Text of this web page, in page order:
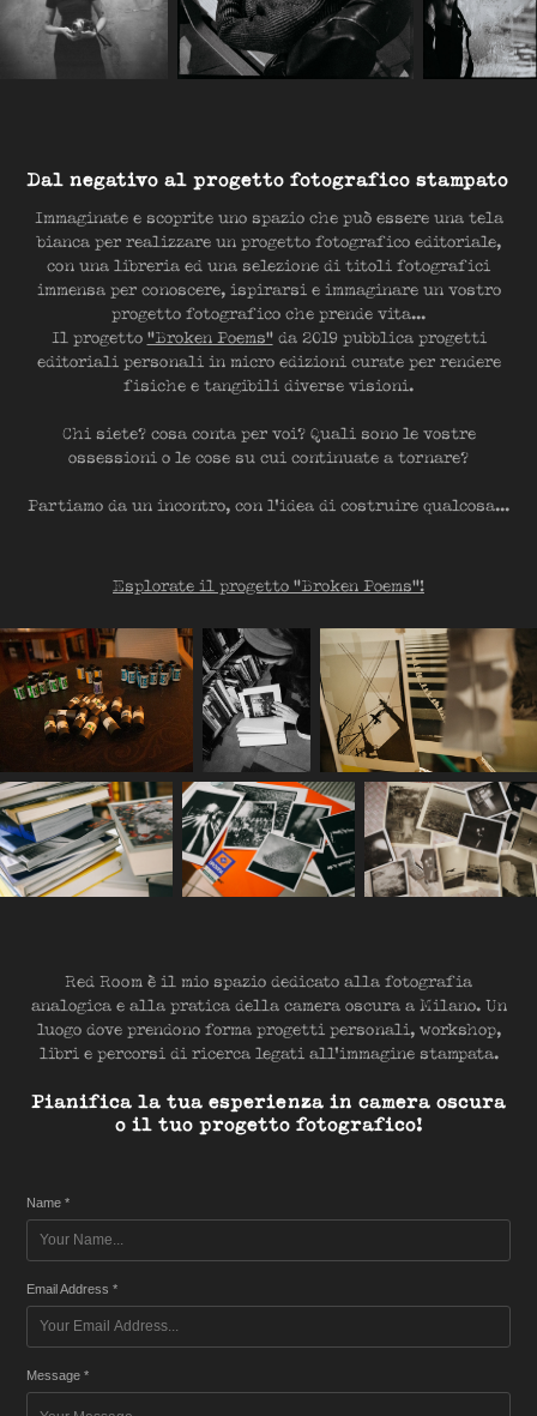
Dal negativo al progetto fotografico stampato
Immaginate e scoprite uno spazio che può essere una tela
bianca per realizzare un progetto fotografico editoriale,
con una libreria ed una selezione di titoli fotografici
immensa per conoscere, ispirarsi e immaginare un vostro
progetto fotografico che prende vita...
Il progetto "Broken Poems"da 2019 pubblica progetti
editoriali personali in micro edizioni curate per rendere
fisiche e tangibili diverse visioni.
Chi siete? cosa conta per voi? Quali sono le vostre
ossessioni o le cose su cui continuate a tornare?
Partiamo da un incontro, con l'idea di costruire qualcosa...
Esplorate il progetto "Broken Poems"!
Red Room è il mio spazio dedicato alla fotografia
analogica e alla pratica della camera oscura a Milano. Un
luogo dove prendono forma progetti personali, workshop,
libri e percorsi di ricerca legati all'immagine stampata.
Pianifica la tua esperienza in camera oscura
o il tuo progetto fotografico!
Name *
Email Address *
Message *